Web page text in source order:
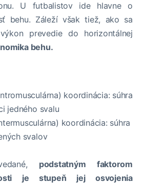
U futbalistov ide hlavne o
behu. Záleží však tiež, ako sa
prevedie do horizontálnej
behu.
koordinácia: súhra
jedného svalu
koordinácia: súhra
svalov
podstatným faktorom
je stupeň jej osvojenia